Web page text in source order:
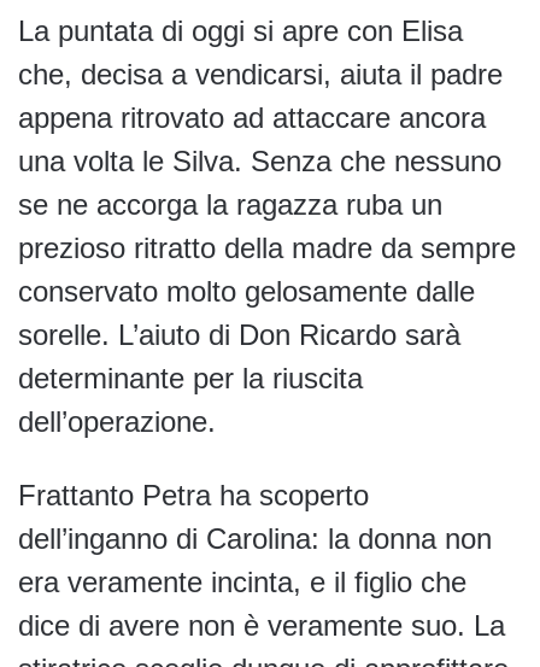
La puntata di oggi si apre con Elisa
che, decisa a vendicarsi, aiuta il padre
appena ritrovato ad attaccare ancora
una volta le Silva. Senza che nessuno
se ne accorga la ragazza ruba un
prezioso ritratto della madre da sempre
conservato molto gelosamente dalle
sorelle. L’aiuto di Don Ricardo sarà
determinante per la riuscita
dell’operazione.
Frattanto Petra ha scoperto
dell’inganno di Carolina: la donna non
era veramente incinta, e il figlio che
dice di avere non è veramente suo. La